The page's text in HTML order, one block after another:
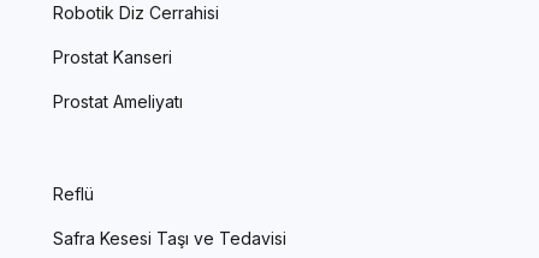
Robotik Diz Cerrahisi
Prostat Kanseri
Prostat Ameliyatı
Reflü
Safra Kesesi Taşı ve Tedavisi